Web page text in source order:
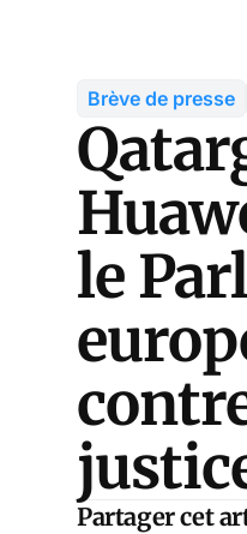
Brève de presse
le
Partager cet